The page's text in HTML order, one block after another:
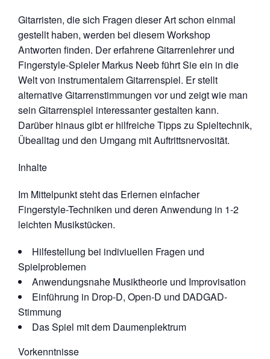
Gitarristen, die sich Fragen dieser Art schon einmal
gestellt haben, werden bei diesem Workshop
Antworten finden. Der erfahrene Gitarrenlehrer und
Fingerstyle-Spieler Markus Neeb führt Sie ein in die
Welt von instrumentalem Gitarrenspiel. Er stellt
alternative Gitarrenstimmungen vor und zeigt wie man
sein Gitarrenspiel interessanter gestalten kann.
Darüber hinaus gibt er hilfreiche Tipps zu Spieltechnik,
Übealltag und den Umgang mit Auftrittsnervosität.
Inhalte
Im Mittelpunkt steht das Erlernen einfacher
Fingerstyle-Techniken und deren Anwendung in 1-2
leichten Musikstücken.
Hilfestellung bei indiviuellen Fragen und
Spielproblemen
Anwendungsnahe Musiktheorie und Improvisation
Einführung in Drop-D, Open-D und DADGAD-
Stimmung
Das Spiel mit dem Daumenplektrum
Vorkenntnisse